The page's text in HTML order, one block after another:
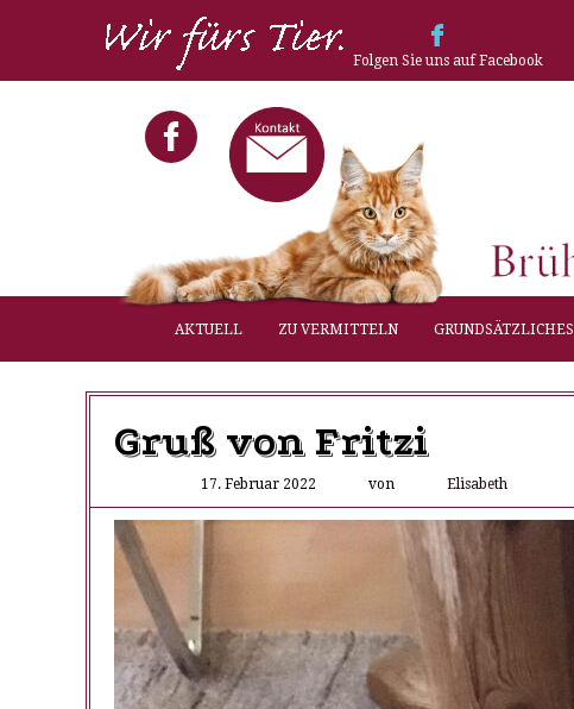
Folgen Sie uns auf Facebook
AKTUELL ZU VERMITTELN GRUNDSÄTZLICHES
Gruß von Fritzi
17. Februar 2022 von Elisabeth